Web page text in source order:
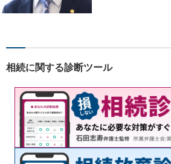
相談は年間150件以
応】
相続に関する診断ツール